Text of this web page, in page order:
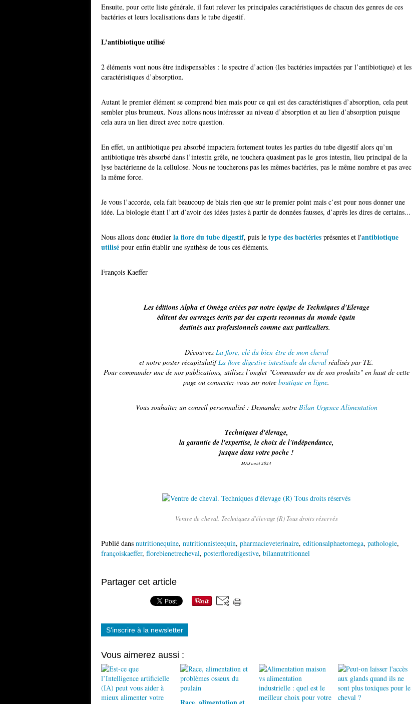
Ensuite, pour cette liste générale, il faut relever les principales caractéristiques de chacun des genres de ces
bactéries et leurs localisations dans le tube digestif.
L’antibiotique utilisé
2 éléments vont nous être indispensables : le spectre d’action (les bactéries impactées par l’antibiotique) et les
caractéristiques d’absorption.
Autant le premier élément se comprend bien mais pour ce qui est des caractéristiques d’absorption, cela peut
sembler plus brumeux. Nous allons nous intéresser au niveau d’absorption et au lieu d’absorption puisque
cela aura un lien direct avec notre question.
En effet, un antibiotique peu absorbé impactera fortement toutes les parties du tube digestif alors qu’un
antibiotique très absorbé dans l’intestin grêle, ne touchera quasiment pas le gros intestin, lieu principal de la
lyse bactérienne de la cellulose. Nous ne toucherons pas les mêmes bactéries, pas le même nombre et pas avec
la même force.
Je vous l’accorde, cela fait beaucoup de biais rien que sur le premier point mais c’est pour nous donner une
idée. La biologie étant l’art d’avoir des idées justes à partir de données fausses, d’après les dires de certains...
Nous allons donc étudier la flore du tube digestif, puis le type des bactéries présentes et l'antibiotique
utilisé pour enfin établir une synthèse de tous ces éléments.
François Kaeffer
Les éditions Alpha et Oméga créées par notre équipe de Techniques d'Elevage
éditent des ouvrages écrits par des experts reconnus du monde équin
destinés aux professionnels comme aux particuliers.
DécouvrezLa flore, clé du bien-être de mon cheval
et notre poster récapitulatifLa flore digestive intestinale du cheval réalisés par TE.
Pour commander une de nos publications, utilisez l’onglet "Commander un de nos produits" en haut de cette
page ou connectez-vous sur notre boutique en ligne.
Vous souhaitez un conseil personnalisé : Demandez notre Bilan Urgence Alimentation
Techniques d'élevage,
la garantie de l'expertise, le choix de l'indépendance,
jusque dans votre poche !
MAJ août 2024
Ventre de cheval. Techniques d'élevage (R) Tous droits réservés
Publié dans nutritionequine, nutritionnisteequin, pharmacieveterinaire, editionsalphaetomega, pathologie,
françoiskaeffer, florebienetrecheval, posterfloredigestive, bilannutritionnel
Partager cet article
S'inscrire à la newsletter
Vous aimerez aussi :